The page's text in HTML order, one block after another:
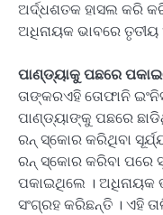
ଅର୍ଦ୍ଧଶତକ ହାସଲ କରି
ଅଧିନାୟକ ଭାବରେ ତୃତୀୟ
ପାଣ୍ଡ୍ୟାକୁ ପଛରେ
ତାଙ୍କରଏହି ତୋଫାନି
ପାଣ୍ଡ୍ୟାଙ୍କୁ ପଛରେ
ରନ୍ ସ୍କୋର କରିଥିବା
ରନ୍ ସ୍କୋର କରିବା ପରେ
ପକାଇଥିଲେ । ଅଧିନାୟକ
ସଂଗ୍ରହ କରିଛନ୍ତି । ଏହି